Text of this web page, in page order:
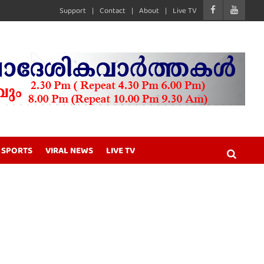
Support Contact About Live TV
SPORTS VIRAL NEWS LIVE TV